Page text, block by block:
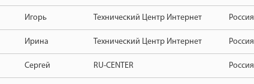
Игорь Технический Центр Интернет Россия
Ирина Технический Центр Интернет Россия
Сергей RU-CENTER Россия